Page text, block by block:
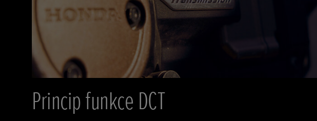
Princip funkce DCT